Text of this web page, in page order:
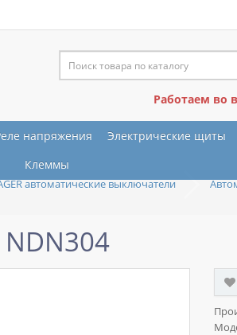
Работаем во
напряжения Электрические щиты
Клеммы
автоматические выключатели